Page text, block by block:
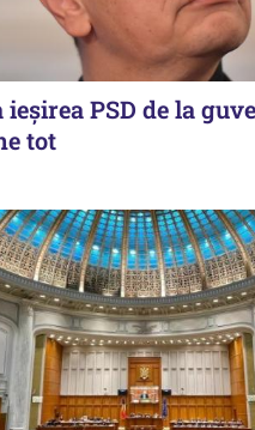
ieșirea PSD de la
tot